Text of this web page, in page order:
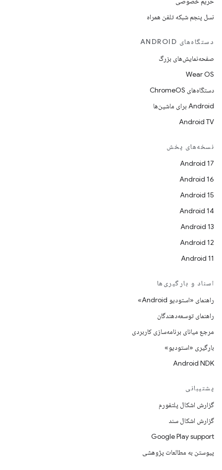
نسل پنجم شبکه تلفن همراه
دستگاه‌های ANDROID
صفحه‌نمایش‌های بزرگ
Wear OS
دستگاه‌های ChromeOS
Android برای ماشین‌ها
Android TV
نسخه‌های پخش
Android 17
Android 16
Android 15
Android 14
Android 13
Android 12
Android 11
اسناد و بارگیری‌ها
راهنمای «استودیو Android»
راهنمای توسعه‌دهندگان
مرجع میانای برنامه‌سازی کاربردی
بارگیری «استودیو»
Android NDK
پشتیبانی
گزارش اشکال پلتفورم
گزارش اشکال سند
Google Play support
پیوستن به مطالعات پژوهشی